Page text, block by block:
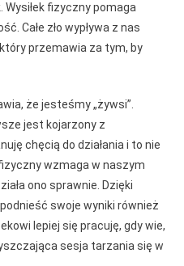
Wysiłek fizyczny pomaga
Całe zło wypływa z nas
przemawia za tym, by
że jesteśmy „żywsi”.
jest kojarzony z
chęcią do działania i to nie
wzmaga w naszym
ono sprawnie. Dzięki
swoje wyniki również
lepiej się pracuję, gdy wie,
sesja tarzania się w